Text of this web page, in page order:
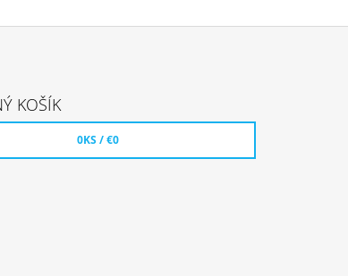
KOŠÍK
0KS /€0